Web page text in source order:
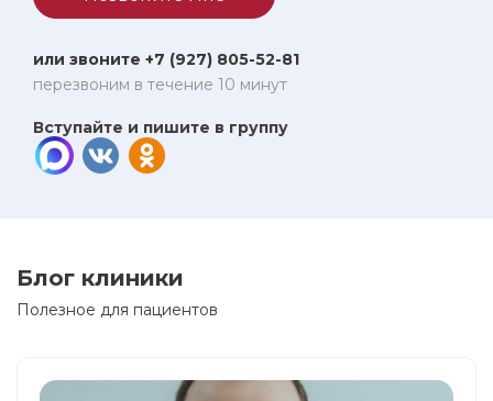
или звоните +7 (927) 805-52-81
перезвоним в течение 10 минут
Вступайте и пишите в группу
Блог клиники
Полезное для пациентов